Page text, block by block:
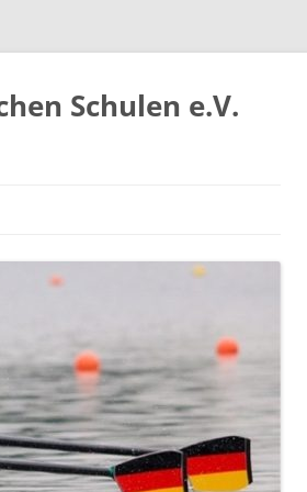
Schulen e.V.